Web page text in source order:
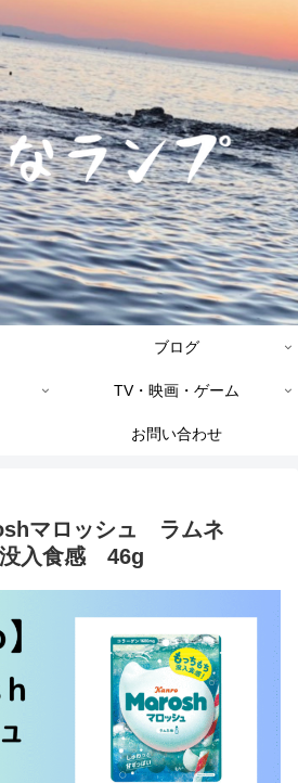
ブログ
TV・映画・ゲーム
お問い合わせ
マロッシュ ラムネ
入食感 46g